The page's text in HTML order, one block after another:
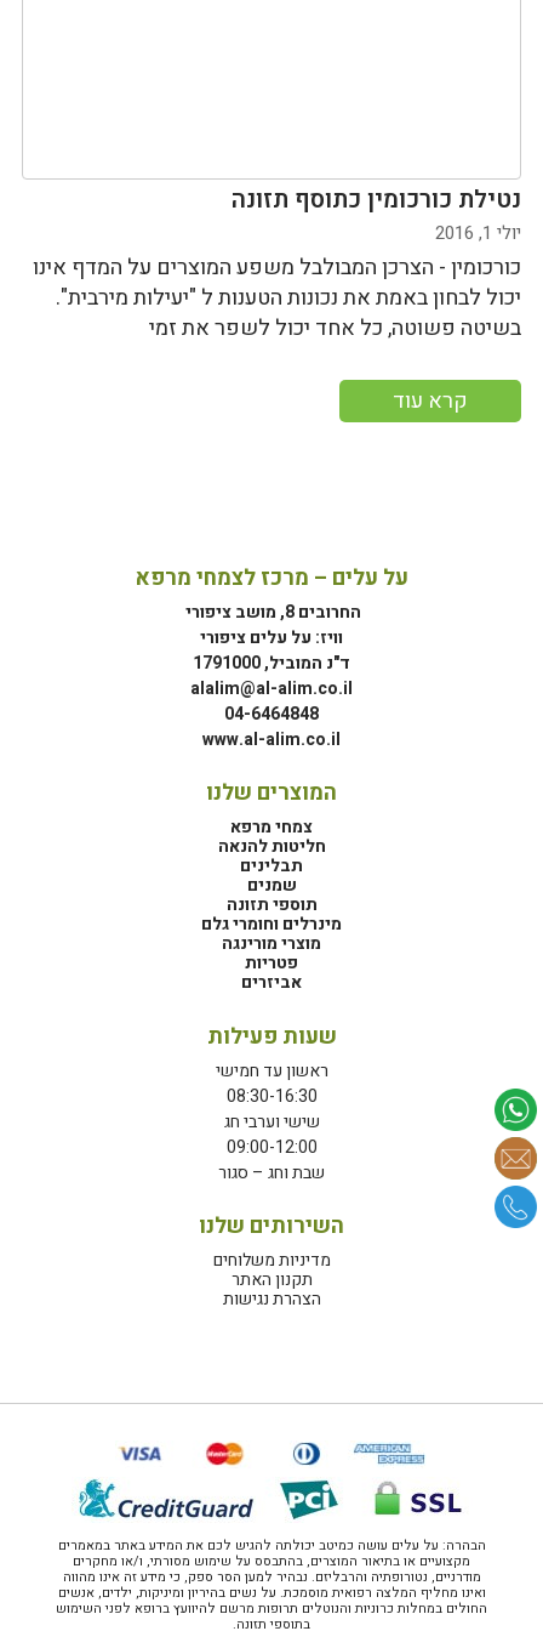
נטילת כורכומין כתוסף תזונה
יולי 1, 2016
כורכומין - הצרכן המבולבל משפע המוצרים על המדף אינו
יכול לבחון באמת את נכונות הטענות ל "יעילות מירבית".
בשיטה פשוטה, כל אחד יכול לשפר את זמי
קרא עוד
על עלים – מרכז לצמחי מרפא
החרובים 8, מושב ציפורי
וויז: על עלים ציפורי
ד"נ המוביל, 1791000
alalim@al-alim.co.il
04-6464848
www.al-alim.co.il
המוצרים שלנו
צמחי מרפא
חליטות להנאה
תבלינים
שמנים
תוספי תזונה
מינרלים וחומרי גלם
מוצרי מורינגה
פטריות
אביזרים
שעות פעילות
ראשון עד חמישי
08:30-16:30
שישי וערבי חג
09:00-12:00
שבת וחג – סגור
השירותים שלנו
מדיניות משלוחים
תקנון האתר
הצהרת נגישות
הבהרה: על עלים עושה כמיטב יכולתה להגיש לכם את המידע באתר במאמרים
מקצועיים או בתיאור המוצרים, בהתבסס על שימוש מסורתי, ו/או מחקרים
מודרניים, נטורופתיה והרבליזם. נבהיר למען הסר ספק, כי מידע זה אינו מהווה
ואינו מחליף המלצה רפואית מוסמכת. על נשים בהיריון ומיניקות, ילדים, אנשים
החולים במחלות כרוניות והנוטלים תרופות מרשם להיוועץ ברופא לפני השימוש
בתוספי תזונה.